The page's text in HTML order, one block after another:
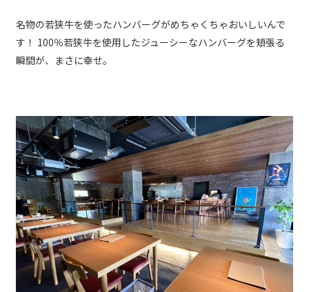
名物の若狭牛を使ったハンバーグがめちゃくちゃおいしいんで
す！ 100％若狭牛を使用したジューシーなハンバーグを頬張る
瞬間が、まさに幸せ。